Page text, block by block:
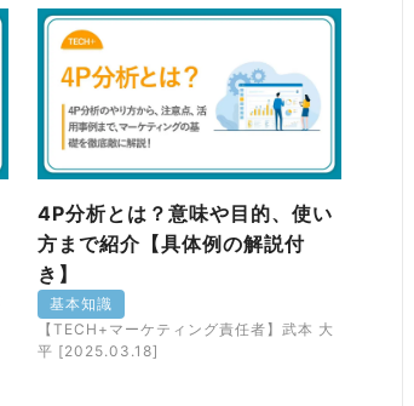
4P分析とは？意味や目的、使い
方まで紹介【具体例の解説付
き】
基本知識
【TECH+マーケティング責任者】武本 大
平 [2025.03.18]